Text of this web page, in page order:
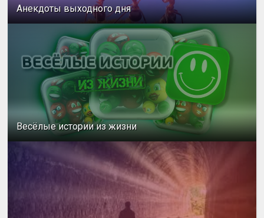
Анекдоты выходного дня
Весёлые истории из жизни